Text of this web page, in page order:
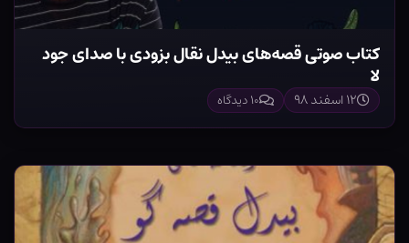
کتاب صوتی قصه‌های بیدل نقال بزودی با صدای جود
لا
۱۲ اسفند ۹۸ ۱۰ دیدگاه